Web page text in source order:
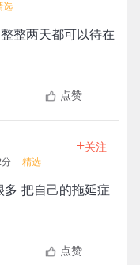
选
整两天都可以待在
点赞
分 精选
+关注
多 把自己的拖延症
点赞